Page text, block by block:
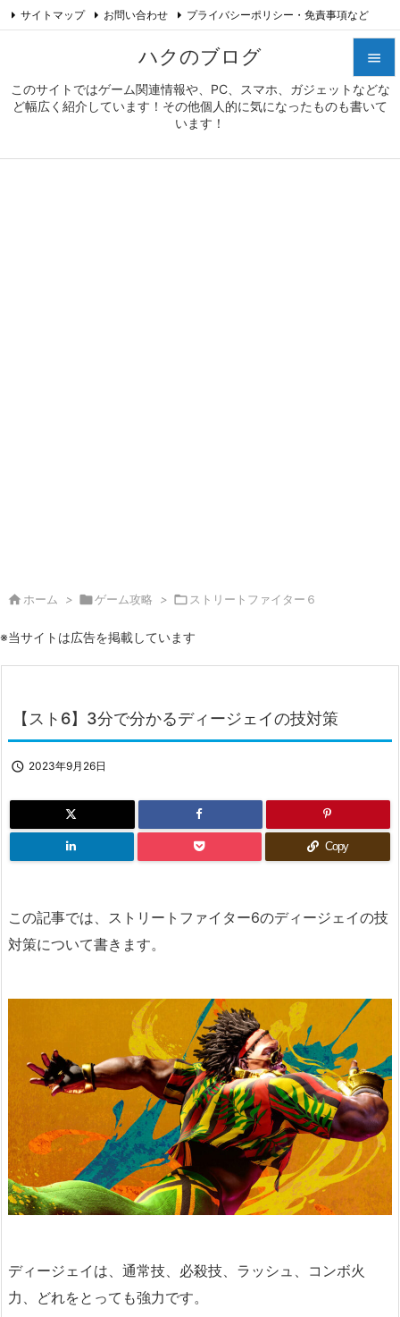
ハクのブログ
このサイトではゲーム関連情報や、PC、スマホ、ガジェットなどな
ど幅広く紹介しています！その他個人的に気になったものも書いて
います！


メニュ
サイド
サイトマップ お問い合わせ プライバシーポリシー・免責事項など
 ホーム > ゲーム攻略 >  ストリートファイター６
※当サイトは広告を掲載しています
【スト6】3分で分かるディージェイの技対策
 2023年9月26日
Copy
この記事では、ストリートファイター6のディージェイの技
対策について書きます。
ディージェイは、通常技、必殺技、ラッシュ、コンボ火
力、どれをとっても強力です。